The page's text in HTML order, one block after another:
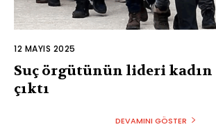
12 MAYIS 2025
Suç örgütünün lideri kadın
çıktı
DEVAMINI GÖSTER